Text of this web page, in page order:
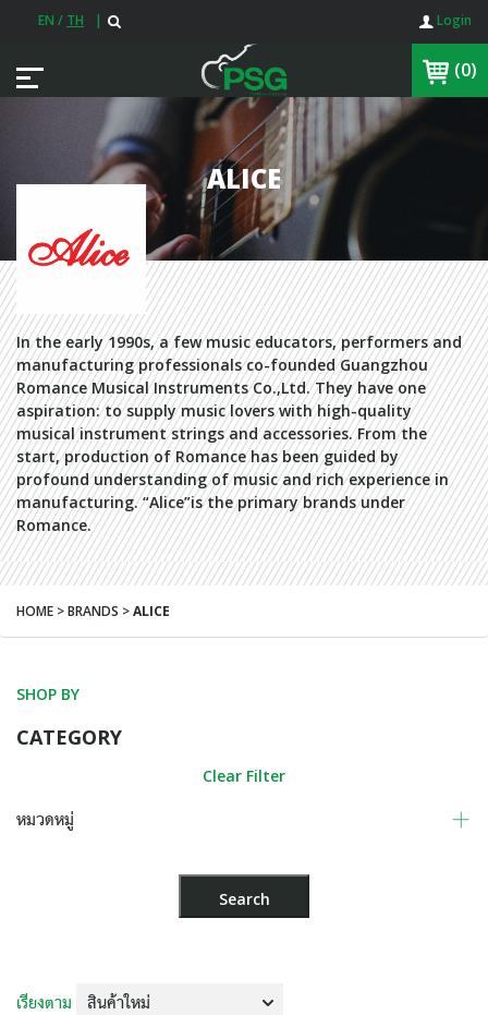
EN / TH | Login
(0)
ALICE
In the early 1990s, a few music educators, performers and
manufacturing professionals co-founded Guangzhou
Romance Musical Instruments Co.,Ltd. They have one
aspiration: to supply music lovers with high-quality
musical instrument strings and accessories. From the
start, production of Romance has been guided by
profound understanding of music and rich experience in
manufacturing. “Alice”is the primary brands under
Romance.
HOME > BRANDS >ALICE
SHOP BY
CATEGORY
Clear Filter
หมวดหมู่
เรียงตาม